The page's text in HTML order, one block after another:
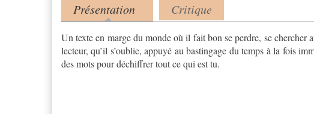
Product tabs
Présentation
(onglet actif)
Critique
Un texte en marge du monde où il fait bon se perdre, se chercher
lecteur, qu’il s’oublie, appuyé au bastingage du temps à la fois
des mots pour déchiffrer tout ce qui est tu.